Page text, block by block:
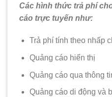
Các hình thức trả phí
cáo trực tuyến như:
Trả phí tính theo nhấp
Quảng cáo hiển thị
Quảng cáo qua thông
Quảng cáo di động và